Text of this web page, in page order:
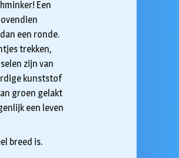
Een
een ronde.
trekken,
zijn van
kunststof
groen gelakt
een leven
breed is.